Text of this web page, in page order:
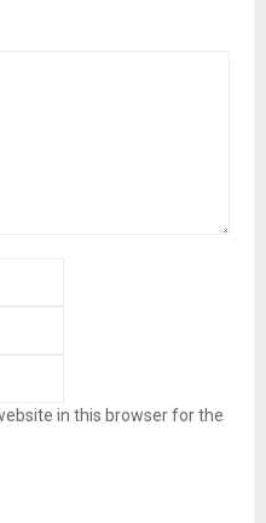
in this browser for the